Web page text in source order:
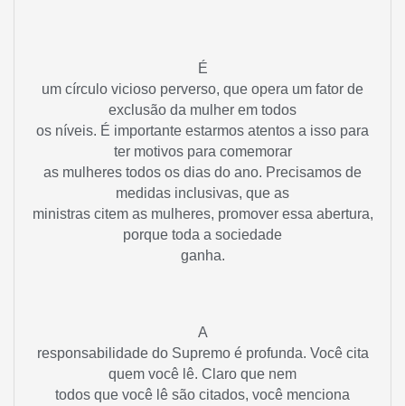
É
um círculo vicioso perverso, que opera um fator de
exclusão da mulher em todos
os níveis. É importante estarmos atentos a isso para
ter motivos para comemorar
as mulheres todos os dias do ano. Precisamos de
medidas inclusivas, que as
ministras citem as mulheres, promover essa abertura,
porque toda a sociedade
ganha.
A
responsabilidade do Supremo é profunda. Você cita
quem você lê. Claro que nem
todos que você lê são citados, você menciona